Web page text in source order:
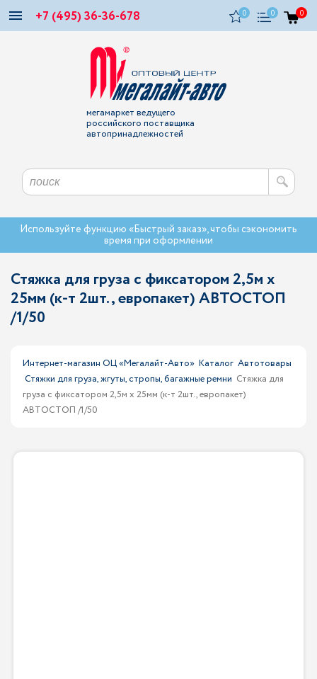
+7 (495) 36-36-678 0 0 0
мегамаркет ведущего
российского поставщика
автопринадлежностей
Используйте функцию «Быстрый заказ», чтобы сэкономить
время при оформлении
Стяжка для груза с фиксатором 2,5м х
25мм (к-т 2шт., европакет) АВТОСТОП
/1/50
Интернет-магазин ОЦ «Мегалайт-Авто» Каталог Автотовары
Стяжки для груза, жгуты, стропы, багажные ремни Стяжка для
груза с фиксатором 2,5м х 25мм (к-т 2шт., европакет)
АВТОСТОП /1/50